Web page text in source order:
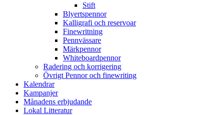
Stift
Blyertspennor
Kalligrafi och reservoar
Finewritning
Pennvässare
Märkpennor
Whiteboardpennor
Radering och korrigering
Övrigt Pennor och finewriting
Kalendrar
Kampanjer
Månadens erbjudande
Lokal Litteratur